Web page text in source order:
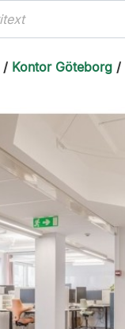
/ Kontor Göteborg /